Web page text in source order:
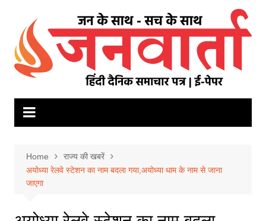
content
Home
राज्य की खबरें
अयोध्या रेलवे स्टेशन का नाम बदला गया,अयोध्या धाम के नाम से जाना
जाएगा